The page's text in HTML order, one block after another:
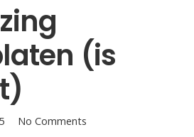
(is
No Comments